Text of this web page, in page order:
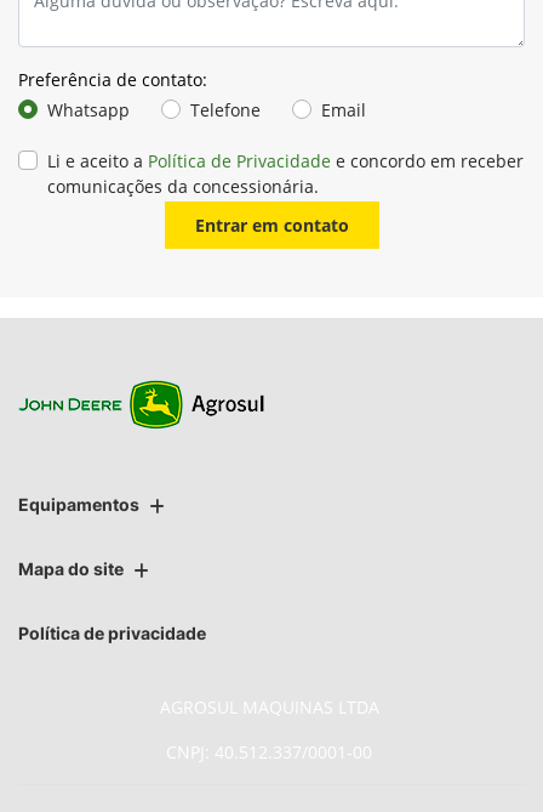
Preferência de contato:
Whatsapp
Telefone Email
Li e aceito a Política de Privacidade e concordo em receber
comunicações da concessionária.
Entrar em contato
Equipamentos
Mapa do site
Política de privacidade
AGROSUL MAQUINAS LTDA
CNPJ: 40.512.337/0001-00